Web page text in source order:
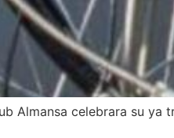
Almansa celebrara su ya